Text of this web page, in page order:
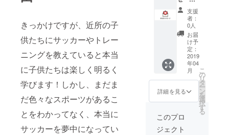
きっかけですが、近所の子
供たちにサッカーやトレー
ニングを教えていると本当
に子供たちは楽しく明るく
学びます！しかし、まだま
だ色々なスポーツがあるこ
とをわかってなく、本当に
サッカーを夢中になってい
をメー
ルにて
お送り
いたし
ます！
支援
者：
0人
お届
け予
定：
2019
年04
月
詳細を見る
こ
の
リ
タ
ー
ン
を
選
択
す
る
このプロ
ジェクト